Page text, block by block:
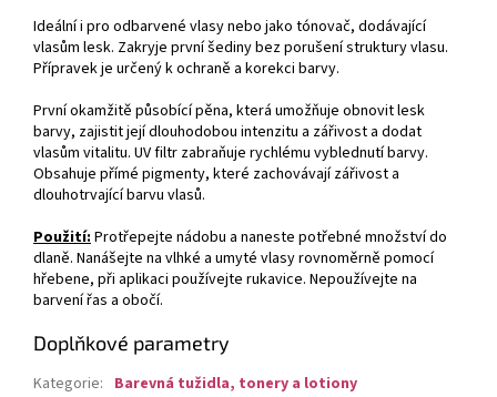
Ideální i pro odbarvené vlasy nebo jako tónovač, dodávající
vlasům lesk. Zakryje první šediny bez porušení struktury vlasu.
Přípravek je určený k ochraně a korekci barvy.
První okamžitě působící pěna, která umožňuje obnovit lesk
barvy, zajistit její dlouhodobou intenzitu a zářivost a dodat
vlasům vitalitu. UV filtr zabraňuje rychlému vyblednutí barvy.
Obsahuje přímé pigmenty, které zachovávají zářivost a
dlouhotrvající barvu vlasů.
Použití:Protřepejte nádobu a naneste potřebné množství do
dlaně. Nanášejte na vlhké a umyté vlasy rovnoměrně pomocí
hřebene, při aplikaci používejte rukavice. Nepoužívejte na
barvení řas a obočí.
Doplňkové parametry
Kategorie: Barevná tužidla, tonery a lotiony